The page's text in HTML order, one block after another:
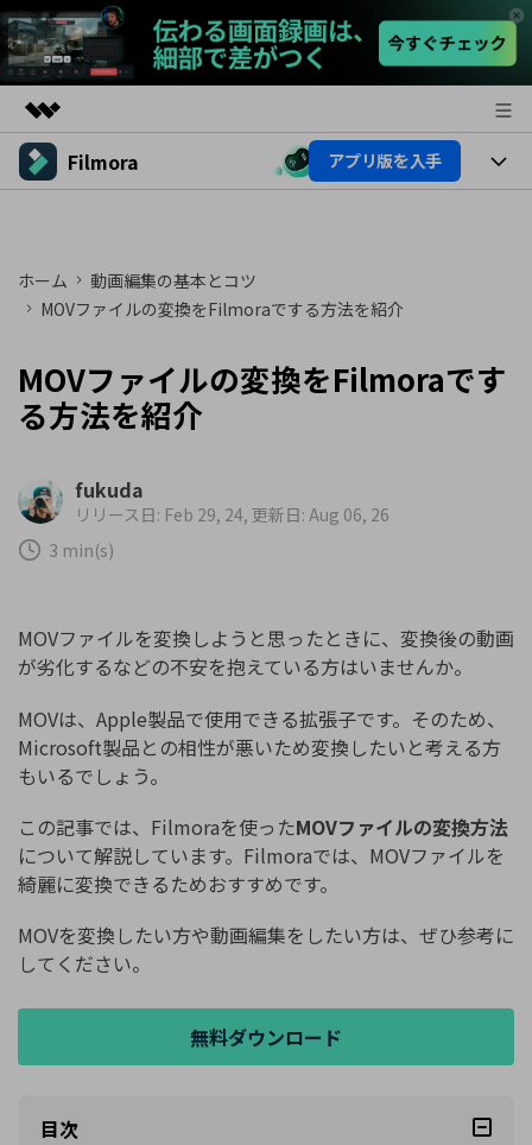
製品
ソリューション
企業情報
サポート
Filmora アプリ版を入手
プラットフォーム
製品機能
AI機能
AIヒント
Filmoraのユーザー層
動画編集関連知識
サポート
購入する
検索
ホーム
動画編集の基本とコツ
MOVファイルの変換をFilmoraでする方法を紹介
MOVファイルの変換をFilmoraです
る方法を紹介
fukuda
リリース日: Feb 29, 24, 更新日: Aug 06, 26
3 min(s)
MOVファイルを変換しようと思ったときに、変換後の動画
が劣化するなどの不安を抱えている方はいませんか。
MOVは、Apple製品で使用できる拡張子です。そのため、
Microsoft製品との相性が悪いため変換したいと考える方
もいるでしょう。
この記事では、Filmoraを使ったMOVファイルの変換方法
について解説しています。Filmoraでは、MOVファイルを
綺麗に変換できるためおすすめです。
MOVを変換したい方や動画編集をしたい方は、ぜひ参考に
してください。
無料ダウンロード
目次